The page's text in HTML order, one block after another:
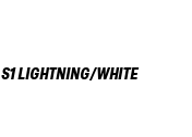
S1 LIGHTNING/WHITE